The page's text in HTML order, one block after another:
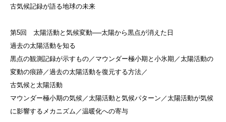
古気候記録が語る地球の未来
第5回 太陽活動と気候変動──太陽から黒点が消えた日
過去の太陽活動を知る
黒点の観測記録が示すもの／マウンダー極小期と小氷期／太陽活動の
変動の痕跡／過去の太陽活動を復元する方法／
古気候と太陽活動
マウンダー極小期の気候／太陽活動と気候パターン／太陽活動が気候
に影響するメカニズム／温暖化への寄与